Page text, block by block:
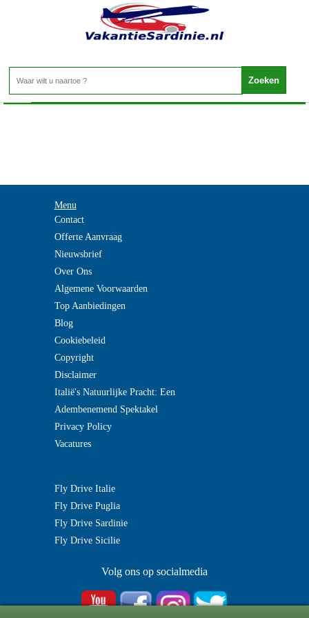
Vakantie Sardinie - ISEOMEER
Home>
Menu
Contact
Offerte Aanvraag
Nieuwsbrief
Over Ons
Algemene Voorwaarden
Top Aanbiedingen
Blog
Cookiebeleid
Copyright
Disclaimer
Italië's Natuurlijke Pracht: Een
Adembenemend Spektakel
Privacy Policy
Vacatures
Fly Drive Italie
Fly Drive Puglia
Fly Drive Sardinie
Fly Drive Sicilie
Volg ons op socialmedia